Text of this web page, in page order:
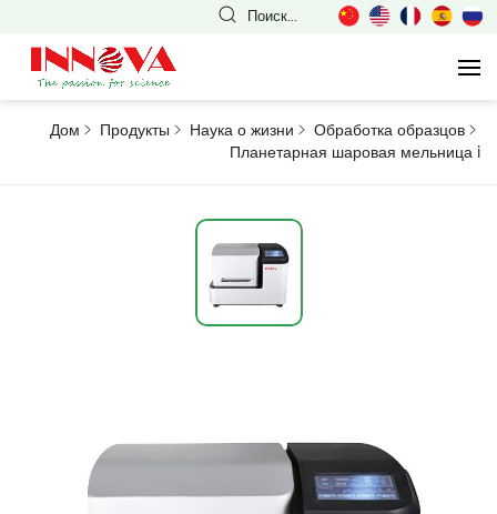
Поиск...
Дом Продукты Наука о жизни
Обработка образцов
Планетарная шаровая мельница i